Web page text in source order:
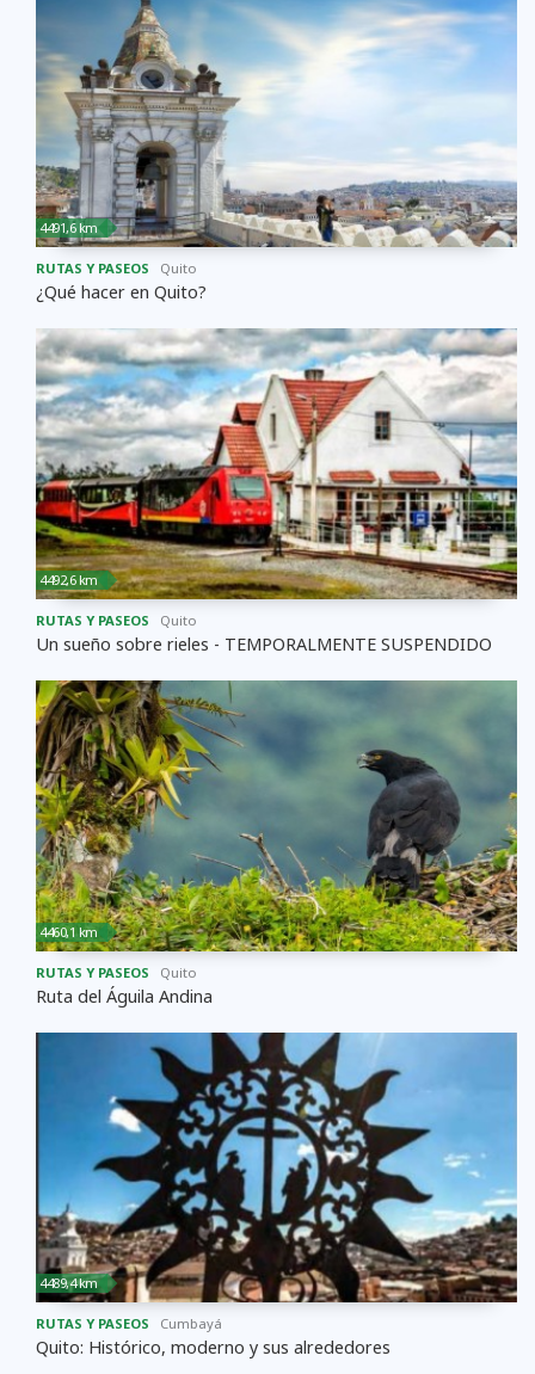
4491,6 km
RUTAS Y PASEOS Quito
¿Qué hacer en Quito?
4492,6 km
RUTAS Y PASEOS Quito
Un sueño sobre rieles - TEMPORALMENTE SUSPENDIDO
4460,1 km
RUTAS Y PASEOS Quito
Ruta del Águila Andina
4489,4 km
RUTAS Y PASEOS Cumbayá
Quito: Histórico, moderno y sus alrededores